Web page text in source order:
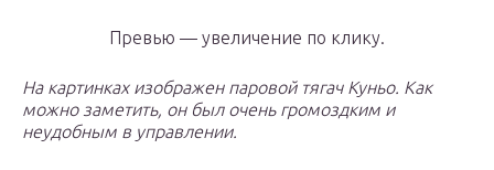
Превью — увеличение по клику.
На картинках изображен паровой тягач Куньо. Как
можно заметить, он был очень громоздким и
неудобным в управлении.